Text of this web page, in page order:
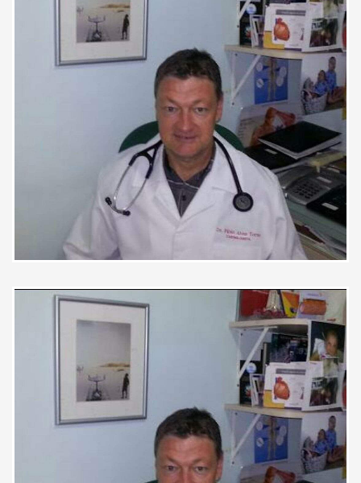
Muito detalhista nas explicações e
isso deixa o paciente seguro.
Atencioso e simpático.
Paciente
Consulta de revisão, excelente
profissional com muita experiência.
Paciente